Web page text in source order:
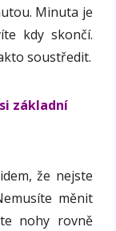
Minuta je
kdy skončí.
soustředit.
základní
že nejste
měnit
nohy rovně